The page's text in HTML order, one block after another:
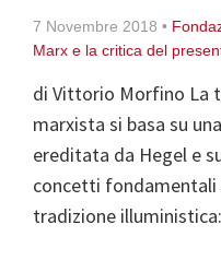
7 Novembre 2018 •
Marx e la critica del
di Vittorio Morfino La
marxista si basa su
ereditata da Hegel e
concetti fondamentali
tradizione